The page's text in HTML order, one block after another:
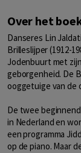
Over het
Danseres Lin
Brilleslijper (1912-
Jodenbuurt met
geborgenheid. De
ooggetuige van de
De twee
in Nederland en
een programma
op de piano. Maar